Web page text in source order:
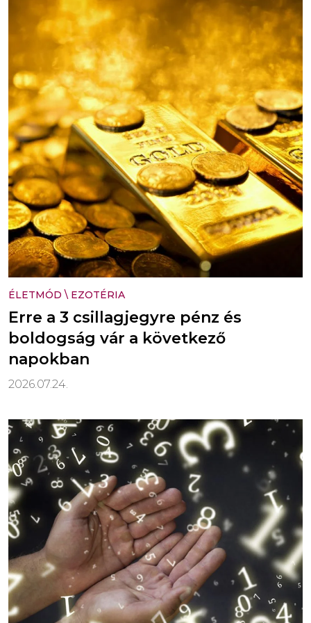
ÉLETMÓD \ EZOTÉRIA
Erre a 3 csillagjegyre pénz és
boldogság vár a következő
napokban
2026.07.24.